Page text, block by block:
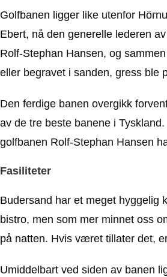
Golfbanen ligger like utenfor
Ebert, nå den generelle lederen
Rolf-Stephan Hansen, og
eller begravet i sanden, gress ble
Den ferdige banen overgikk
av de tre beste banene i
golfbanen Rolf-Stephan Hansen
Fasiliteter
Budersand har et meget hyggelig
bistro, men som mer minnet oss
på natten. Hvis været tillater det,
Umiddelbart ved siden av banen